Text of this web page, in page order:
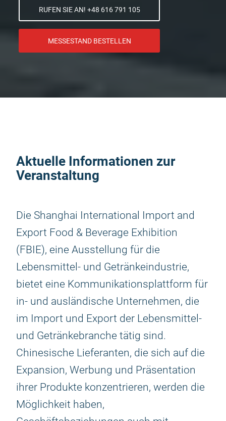
RUFEN SIE AN! +48 616 791 105
MESSESTAND BESTELLEN
Aktuelle Informationen zur
Veranstaltung
Die Shanghai International Import and
Export Food & Beverage Exhibition
(FBIE), eine Ausstellung für die
Lebensmittel- und Getränkeindustrie,
bietet eine Kommunikationsplattform für
in- und ausländische Unternehmen, die
im Import und Export der Lebensmittel-
und Getränkebranche tätig sind.
Chinesische Lieferanten, die sich auf die
Expansion, Werbung und Präsentation
ihrer Produkte konzentrieren, werden die
Möglichkeit haben,